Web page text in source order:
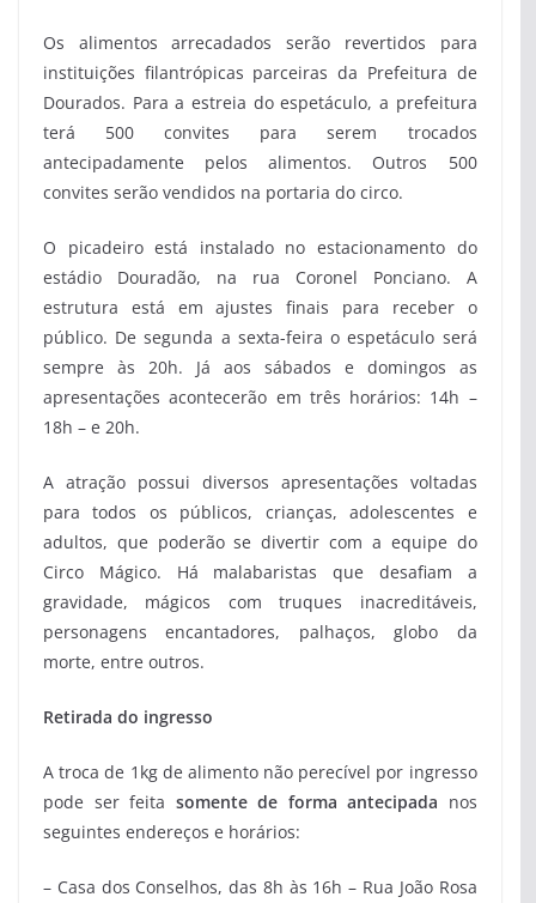
Os alimentos arrecadados serão revertidos para
instituições filantrópicas parceiras da Prefeitura de
Dourados. Para a estreia do espetáculo, a prefeitura
terá 500 convites para serem trocados
antecipadamente pelos alimentos. Outros 500
convites serão vendidos na portaria do circo.
O picadeiro está instalado no estacionamento do
estádio Douradão, na rua Coronel Ponciano. A
estrutura está em ajustes finais para receber o
público. De segunda a sexta-feira o espetáculo será
sempre às 20h. Já aos sábados e domingos as
apresentações acontecerão em três horários: 14h –
18h – e 20h.
A atração possui diversos apresentações voltadas
para todos os públicos, crianças, adolescentes e
adultos, que poderão se divertir com a equipe do
Circo Mágico. Há malabaristas que desafiam a
gravidade, mágicos com truques inacreditáveis,
personagens encantadores, palhaços, globo da
morte, entre outros.
Retirada do ingresso
A troca de 1kg de alimento não perecível por ingresso
pode ser feita somente de forma antecipada nos
seguintes endereços e horários:
– Casa dos Conselhos, das 8h às 16h – Rua João Rosa